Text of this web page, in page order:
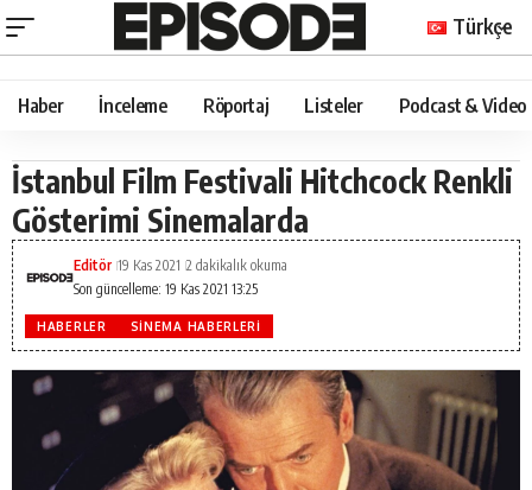
Türkçe
Haber İnceleme Röportaj Listeler Podcast & Video
İstanbul Film Festivali Hitchcock Renkli
Gösterimi Sinemalarda
Son güncelleme: 19 Kas 2021 13:25
Editör 19 Kas 2021 2 dakikalık okuma
HABERLER SINEMA HABERLERI